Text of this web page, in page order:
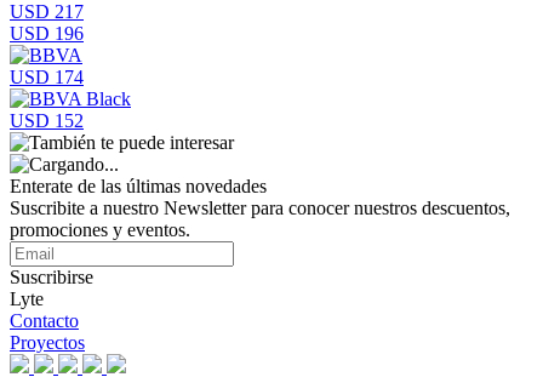
USD 217
USD 196
USD 174
USD 152
Enterate de las últimas novedades
Suscribite a nuestro Newsletter para conocer nuestros descuentos,
promociones y eventos.
Suscribirse
Lyte
Contacto
Proyectos